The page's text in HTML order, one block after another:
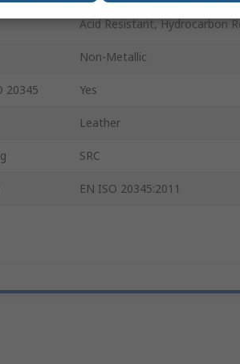
Acid Resistant, Hydrocarbon
Non-Metallic
20345 Yes
Leather
SRC
EN ISO 20345:2011